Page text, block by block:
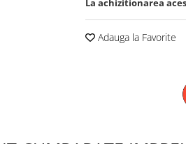
La achizitionarea
Adauga la Favorite